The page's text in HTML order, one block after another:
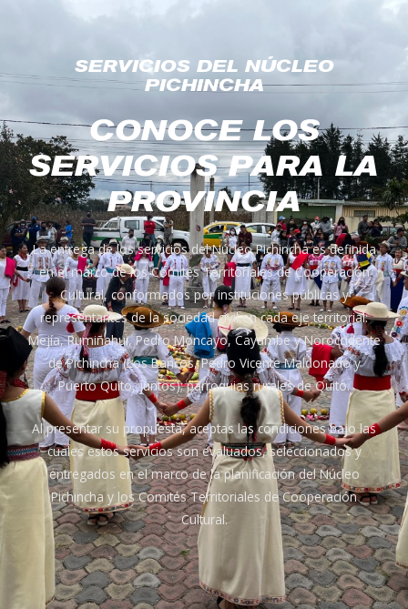
SERVICIOS DEL NÚCLEO
PICHINCHA
CONOCE LOS
SERVICIOS PARA LA
PROVINCIA
La entrega de los servicios del Núcleo Pichincha es definida
en el marco de los Comités Territoriales de Cooperación
Cultural, conformados por instituciones públicas y
representantes de la sociedad civil en cada eje territorial:
Mejía, Rumiñahui, Pedro Moncayo, Cayambe y Noroccidente
de Pichincha (Los Bancos, Pedro Vicente Maldonado y
Puerto Quito, juntos); parroquias rurales de Quito.
Al presentar su propuesta, aceptas las condiciones bajo las
cuales estos servicios son evaluados, seleccionados y
entregados en el marco de la planificación del Núcleo
Pichincha y los Comités Territoriales de Cooperación
Cultural.